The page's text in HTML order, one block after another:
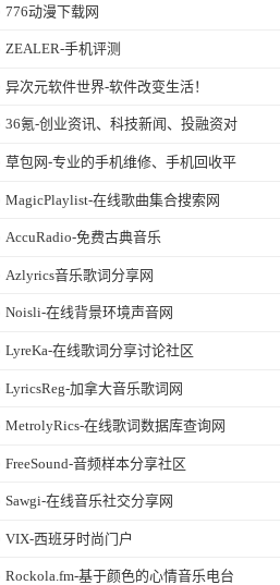
776动漫下载网
ZEALER-手机评测
异次元软件世界-软件改变生活！
36氪-创业资讯、科技新闻、投融资对
草包网-专业的手机维修、手机回收平
MagicPlaylist-在线歌曲集合搜索网
AccuRadio-免费古典音乐
Azlyrics音乐歌词分享网
Noisli-在线背景环境声音网
LyreKa-在线歌词分享讨论社区
LyricsReg-加拿大音乐歌词网
MetrolyRics-在线歌词数据库查询网
FreeSound-音频样本分享社区
Sawgi-在线音乐社交分享网
​VIX-西班牙时尚门户
Rockola.fm-基于颜色的心情音乐电台